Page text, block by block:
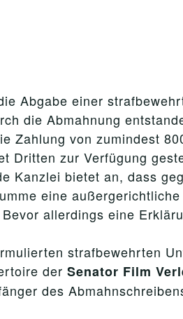
Abgabe einer
die Abmahnung
Zahlung von zumindest
Dritten zur Verfügung
Kanzlei bietet an, dass
eine
allerdings eine
strafbewehrten
der Senator Film
des